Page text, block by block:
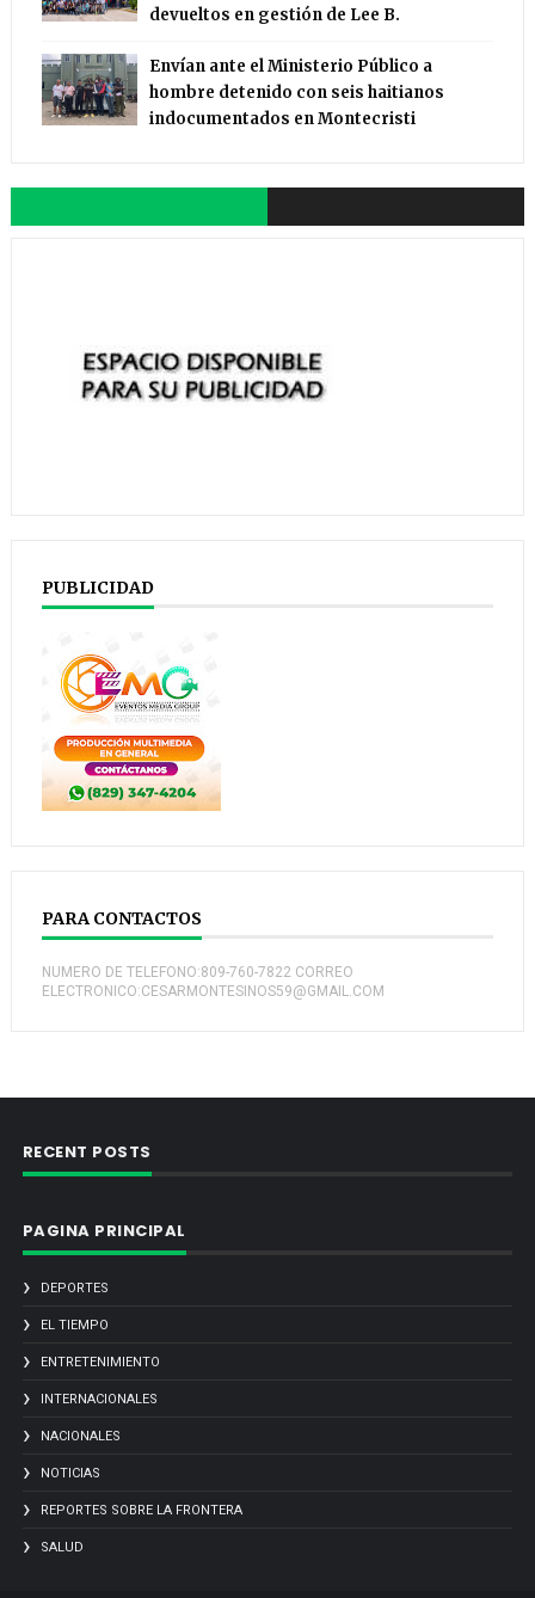
devueltos en gestión de Lee B.
Envían ante el Ministerio Público a
hombre detenido con seis haitianos
indocumentados en Montecristi
PUBLICIDAD
PARA CONTACTOS
NUMERO DE TELEFONO:809-760-7822 CORREO
ELECTRONICO:CESARMONTESINOS59@GMAIL.COM
RECENT POSTS
PAGINA PRINCIPAL
DEPORTES
EL TIEMPO
ENTRETENIMIENTO
INTERNACIONALES
NACIONALES
NOTICIAS
REPORTES SOBRE LA FRONTERA
SALUD